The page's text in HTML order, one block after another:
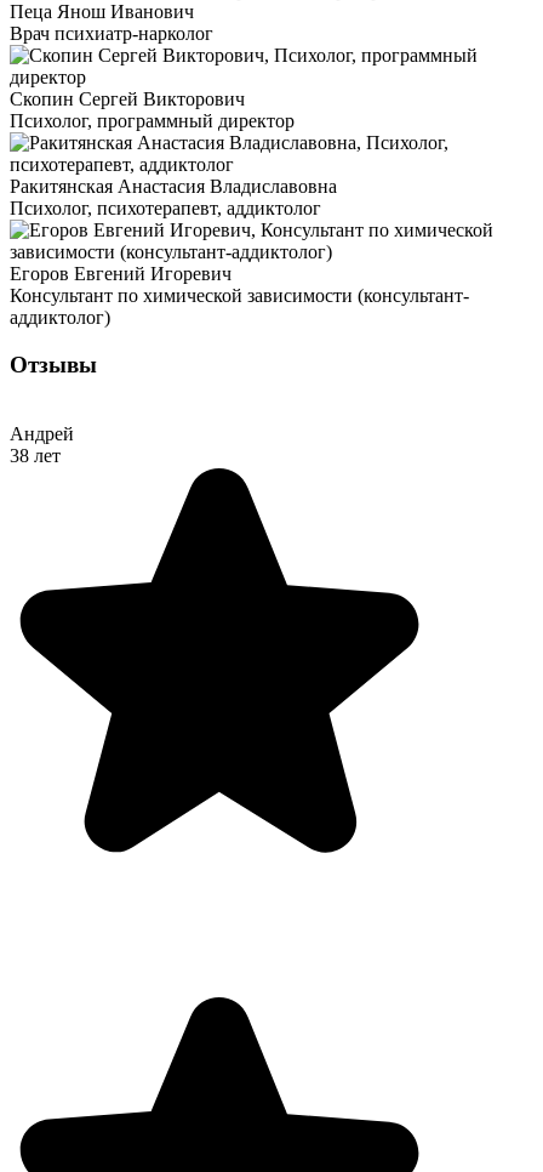
Пеца Янош Иванович
Врач психиатр-нарколог
Скопин Сергей Викторович
Психолог, программный директор
Ракитянская Анастасия Владиславовна
Психолог, психотерапевт, аддиктолог
Егоров Евгений Игоревич
Консультант по химической зависимости (консультант-
аддиктолог)
Отзывы
Андрей
38 лет